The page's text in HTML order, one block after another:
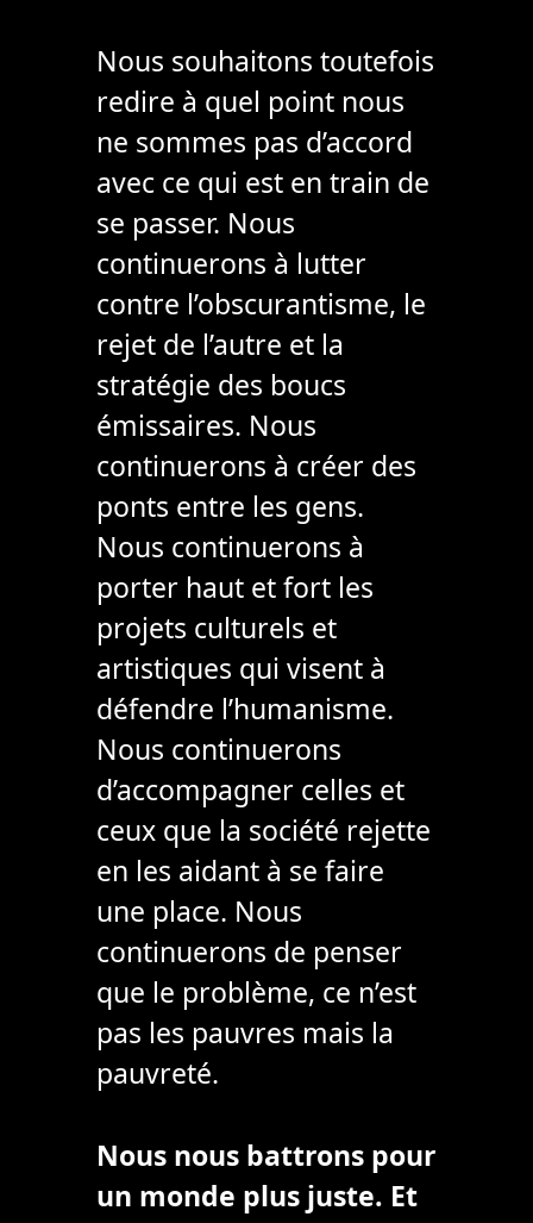
Nous souhaitons toutefois
redire à quel point nous
ne sommes pas d’accord
avec ce qui est en train de
se passer. Nous
continuerons à lutter
contre l’obscurantisme, le
rejet de l’autre et la
stratégie des boucs
émissaires. Nous
continuerons à créer des
ponts entre les gens.
Nous continuerons à
porter haut et fort les
projets culturels et
artistiques qui visent à
défendre l’humanisme.
Nous continuerons
d’accompagner celles et
ceux que la société rejette
en les aidant à se faire
une place. Nous
continuerons de penser
que le problème, ce n’est
pas les pauvres mais la
pauvreté.
Nous nous battrons pour
un monde plus juste. Et